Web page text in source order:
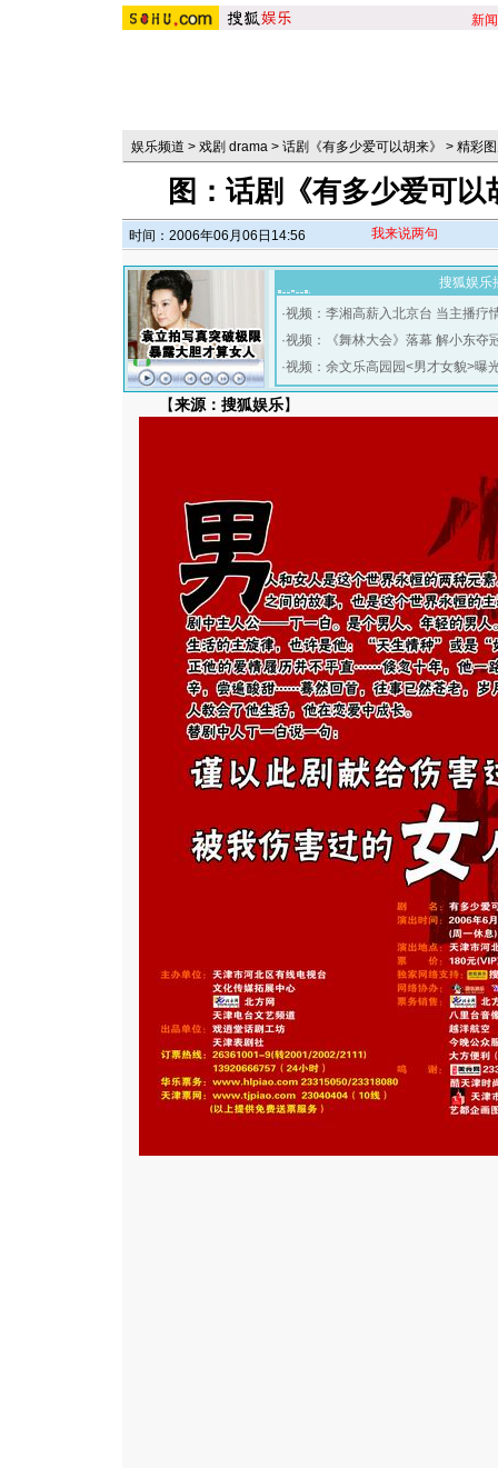
新闻
娱乐频道 > 戏剧 drama > 话剧《有多少爱可以胡来》 > 精彩
图：话剧《有多少爱可
时间：2006年06月06日14:56 我来说两句
搜狐娱乐
·视频：李湘高薪入北京台 当主播疗
·视频：《舞林大会》落幕 解小东夺
·视频：余文乐高园园<男才女貌>曝
【来源：搜狐娱乐】